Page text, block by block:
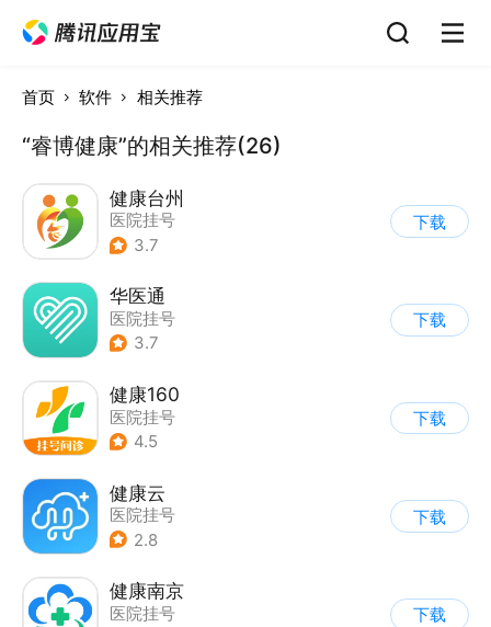
首页 软件 相关推荐
“睿博健康”的相关推荐(26)
健康台州
医院挂号
3.7
下载
华医通
医院挂号
3.7
下载
健康160
医院挂号
4.5
下载
健康云
医院挂号
2.8
下载
健康南京
医院挂号
下载